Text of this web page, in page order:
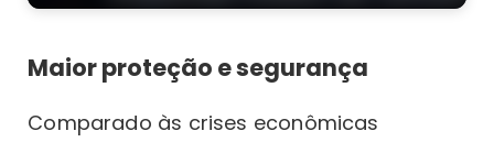
Maior proteção e segurança
Comparado às crises econômicas